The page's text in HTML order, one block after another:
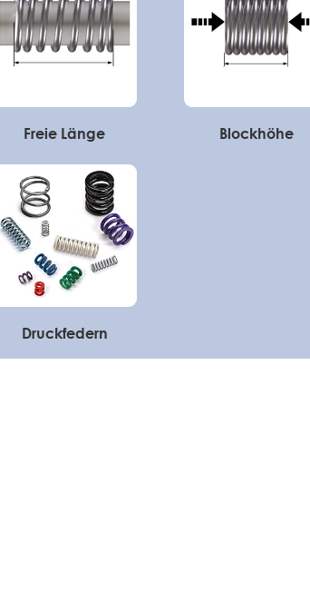
Freie Länge Blockhöhe
Druckfedern